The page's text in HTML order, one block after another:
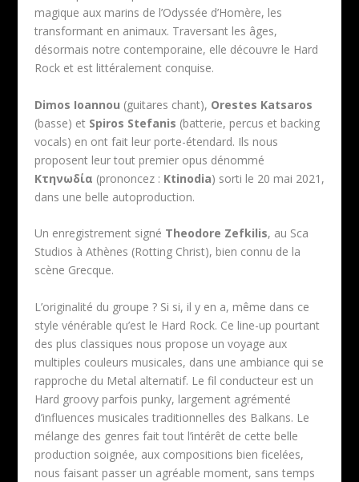
magique aux marins de l’Odyssée d’Homère, les
transformant en animaux. Traversant les âges,
désormais notre contemporaine, elle découvre le Hard
Rock et est littéralement conquise.
Dimos Ioannou (guitares chant), Orestes Katsaros
(basse) et Spiros Stefanis (batterie, percus et backing
vocals) en ont fait leur porte-étendard. Ils nous
proposent leur tout premier opus dénommé
Κτηνωδία (prononcez : Ktinodia) sorti le 20 mai 2021,
dans une belle autoproduction.
Un enregistrement signé Theodore Zefkilis, au Sca
Studios à Athènes (Rotting Christ), bien connu de la
scène Grecque.
L’originalité du groupe ? Si si, il y en a, même dans ce
style vénérable qu’est le Hard Rock. Ce line-up pourtant
des plus classiques nous propose un voyage aux
multiples couleurs musicales, dans une ambiance qui se
rapproche du Metal alternatif. Le fil conducteur est un
Hard groovy parfois punky, largement agrémenté
d’influences musicales traditionnelles des Balkans. Le
mélange des genres fait tout l’intérêt de cette belle
production soignée, aux compositions bien ficelées,
nous faisant passer un agréable moment, sans temps